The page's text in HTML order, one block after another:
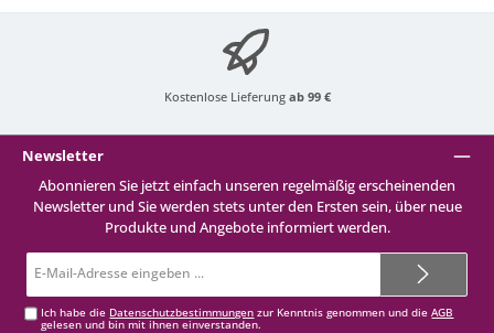
Kostenlose Lieferung ab 99 €
Newsletter
Abonnieren Sie jetzt einfach unseren regelmäßig erscheinenden
Newsletter und Sie werden stets unter den Ersten sein, über neue
Produkte und Angebote informiert werden.
Mail-
Ich habe die Datenschutzbestimmungen zur Kenntnis genommen und dieAGB
gelesen und bin mit ihnen einverstanden.